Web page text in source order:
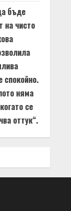
бъде
на чисто
няма
се
оттук“.